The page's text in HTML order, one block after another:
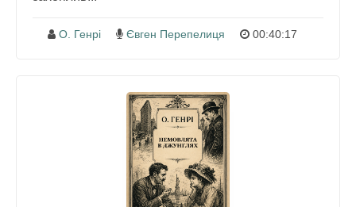
О. Генрі Євген Перепелиця 00:40:17